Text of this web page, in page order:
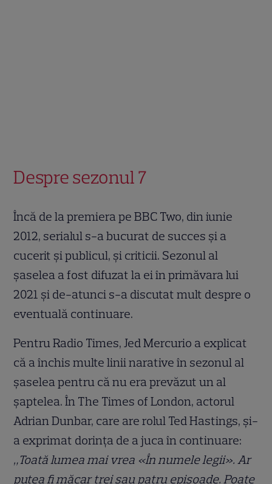
Despre sezonul 7
Încă de la premiera pe BBC Two, din iunie
2012, serialul s-a bucurat de succes și a
cucerit și publicul, și criticii. Sezonul al
șaselea a fost difuzat la ei în primăvara lui
2021 și de-atunci s-a discutat mult despre o
eventuală continuare.
Pentru Radio Times, Jed Mercurio a explicat
că a închis multe linii narative în sezonul al
șaselea pentru că nu era prevăzut un al
șaptelea. În The Times of London, actorul
Adrian Dunbar, care are rolul Ted Hastings, și-
a exprimat dorința de a juca în continuare:
„Toată lumea mai vrea «În numele legii». Ar
putea fi măcar trei sau patru episoade. Poate